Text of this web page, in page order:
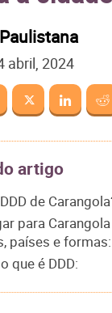
abril, 2024
artigo
de
para
países e formas:
que é DDD: